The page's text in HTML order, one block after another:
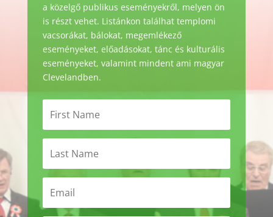
a közelgő publikus eseményekről, melyen ön
is részt vehet. Listánkon találhat templomi
vacsorákat, bálokat, megemlékező
eseményeket, előadásokat, tánc és kulturális
eseményeket, valamint mindent ami magyar
Clevelandben.